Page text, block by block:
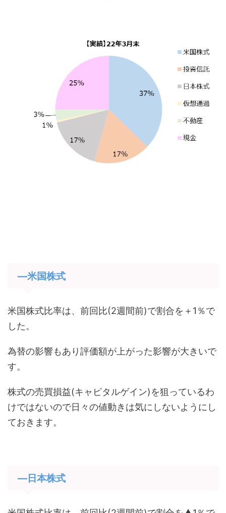
―米国株式
米国株式比率は、前回比(2週間前)で割合を＋1％で
した。
為替の影響もあり評価額が上がった影響が大きいで
す。
株式の売買損益(キャピタルゲイン)を狙っているわ
けではないので日々の値動きは気にしないようにし
ておきます。
―日本株式